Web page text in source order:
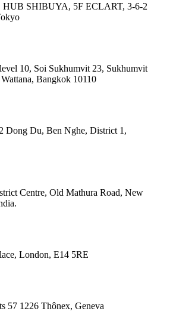
SHIBUYA, 5F ECLART, 3-6-2
10, Soi Sukhumvit 23, Sukhumvit
Bangkok 10110
Dong Du, Ben Nghe, District 1,
Centre, Old Mathura Road, New
London, E14 5RE
57 1226 Thônex, Geneva